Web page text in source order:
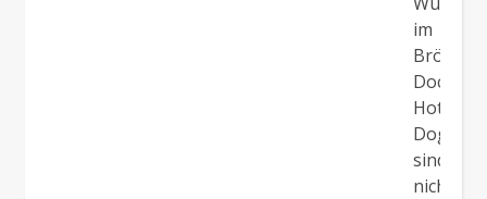
im
Doch
Hot
Dogs
sind
nicht